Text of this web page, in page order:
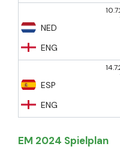
NED
ENG
ESP
ENG
EM 2024 Spielplan